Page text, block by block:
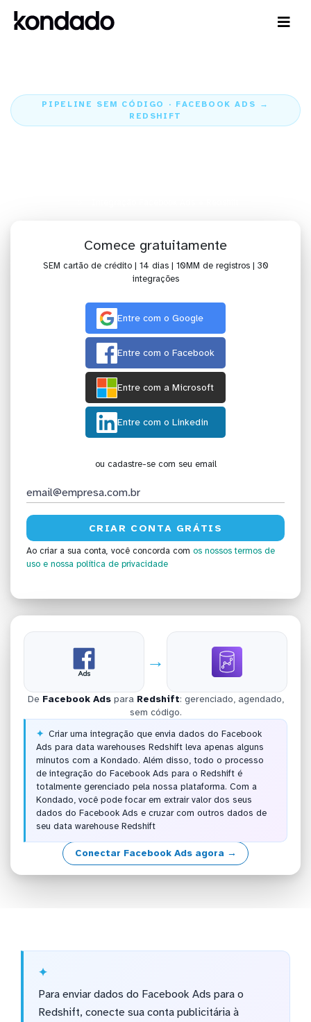
PIPELINE SEM CÓDIGO · FACEBOOK ADS →
REDSHIFT
Comece gratuitamente
SEM cartão de crédito | 14 dias | 10MM de registros | 30
integrações
Entre com o Google
Entre com o Facebook
Entre com a Microsoft
Entre com o Linkedin
ou cadastre-se com seu email
Ao criar a sua conta, você concorda com os nossos termos de
uso e nossa política de privacidade
→
De Facebook Adspara Redshift: gerenciado, agendado,
sem código.
Criar uma integração que envia dados do Facebook
Ads para data warehouses Redshift leva apenas alguns
minutos com a Kondado. Além disso, todo o processo
de integração do Facebook Ads para o Redshift é
totalmente gerenciado pela nossa plataforma. Com a
Kondado, você pode focar em extrair valor dos seus
dados do Facebook Ads e cruzar com outros dados de
seu data warehouse Redshift
Conectar Facebook Ads agora →
Para enviar dados do Facebook Ads para o
Redshift, conecte sua conta publicitária à